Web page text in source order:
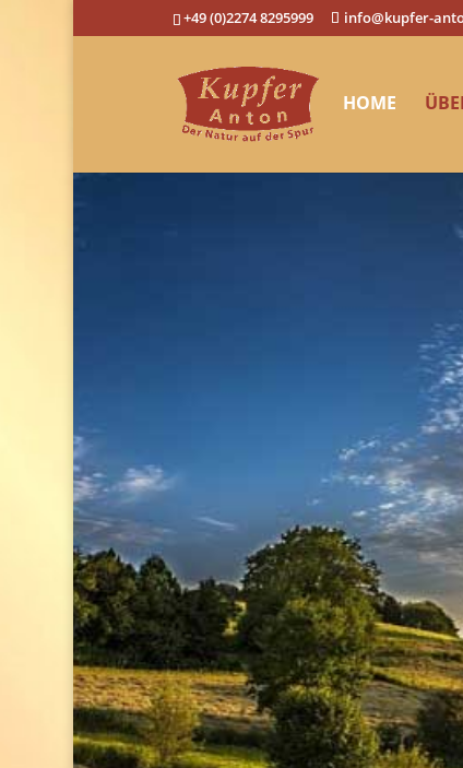
+49 (0)2274 8295999 info@kupfer-
HOME